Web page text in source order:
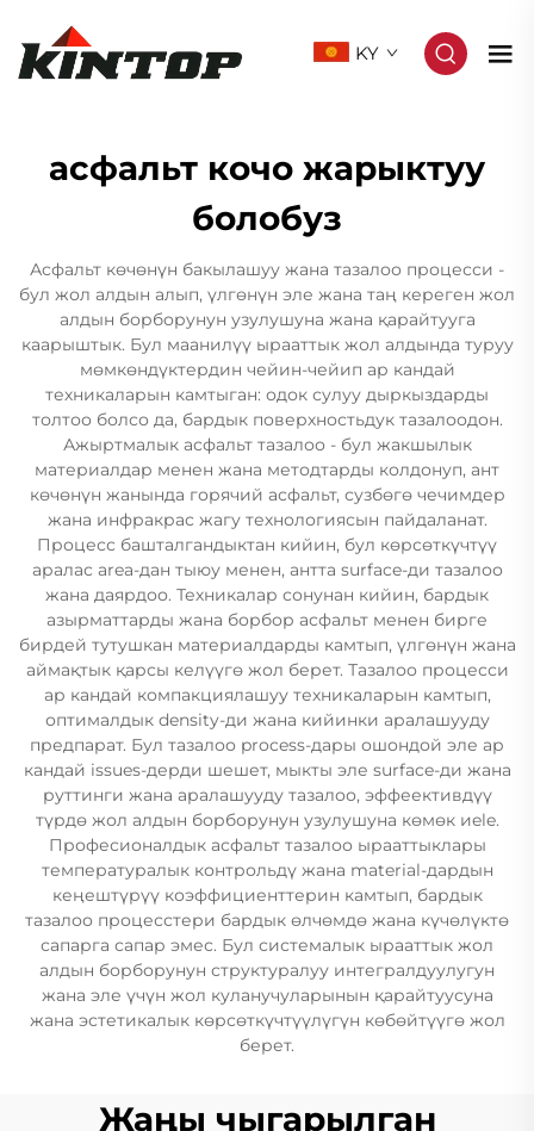
KY
асфальт кочо жарыктуу
болобуз
Асфальт көчөнүн бакылашуу жана тазалоо процесси -
бул жол алдын алып, үлгөнүн эле жана таң кереген жол
алдын борборунун узулушуна жана қарайтууга
каарыштык. Бул маанилүү ырааттык жол алдында туруу
мөмкөндүктердин чейин-чейип ар кандай
техникаларын камтыган: одок сулуу дыркыздарды
толтоо болсо да, бардык поверхностьдук тазалоодон.
Ажыртмалык асфальт тазалоо - бул жакшылык
материалдар менен жана методтарды колдонуп, ант
көчөнүн жанында горячий асфальт, сузбөгө чечимдер
жана инфракрас жагу технологиясын пайдаланат.
Процесс башталгандыктан кийин, бул көрсөткүчтүү
аралас area-дан тыюу менен, антта surface-ди тазалоо
жана даярдоо. Техникалар сонунан кийин, бардык
азырматтарды жана борбор асфальт менен бирге
бирдей тутушкан материалдарды камтып, үлгөнүн жана
аймақтык қарсы келүүгө жол берет. Тазалоо процесси
ар кандай компакциялашуу техникаларын камтып,
оптималдык density-ди жана кийинки аралашууду
предпарат. Бул тазалоо process-дары ошондой эле ар
кандай issues-дерди шешет, мыкты эле surface-ди жана
руттинги жана аралашууду тазалоо, эффеективдүү
түрдө жол алдын борборунун узулушуна көмөк иele.
Професионалдык асфальт тазалоо ырааттыклары
температуралык контрольдү жана material-дардын
кеңештүрүү коэффициенттерин камтып, бардык
тазалоо процесстери бардык өлчөмдө жана күчөлүктө
сапарга сапар эмес. Бул системалык ырааттык жол
алдын борборунун структуралуу интегралдуулугун
жана эле үчүн жол куланучуларынын қарайтуусуна
жана эстетикалык көрсөткүчтүүлүгүн көбөйтүүгө жол
берет.
Жаңы чыгарылган